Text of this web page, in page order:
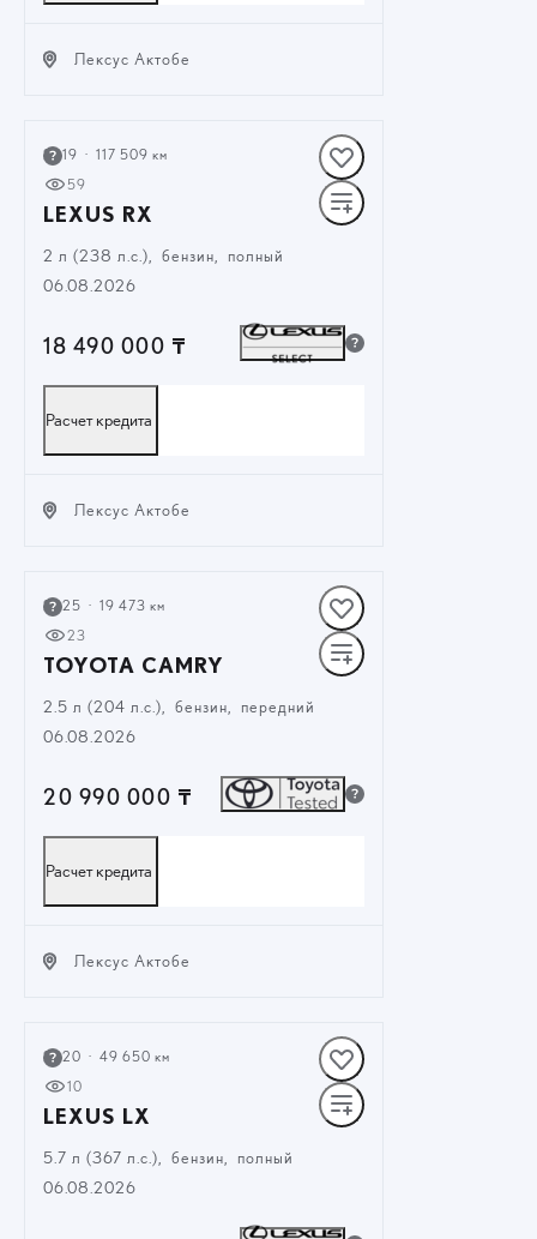
Лексус Актобе
ЗАКАЗАТЬ ЗВОНОК
2019 · 117 509 км
59
LEXUS RX
2 л (238 л.с.), бензин, полный
06.08.2026
18 490 000 ₸
Расчет кредита
Лексус Актобе
ЗАКАЗАТЬ ЗВОНОК
2025 · 19 473 км
23
TOYOTA CAMRY
2.5 л (204 л.с.), бензин, передний
06.08.2026
20 990 000 ₸
Расчет кредита
Лексус Актобе
ЗАКАЗАТЬ ЗВОНОК
2020 · 49 650 км
10
LEXUS LX
5.7 л (367 л.с.), бензин, полный
06.08.2026